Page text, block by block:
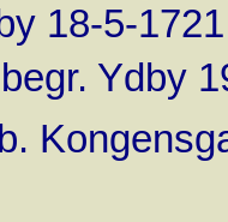
18-5-
Ydby